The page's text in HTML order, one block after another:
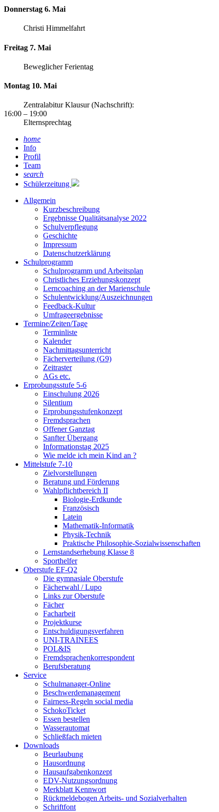
Donnerstag 6. Mai
Christi Himmelfahrt
Freitag 7. Mai
Beweglicher Ferientag
Montag 10. Mai
Zentralabitur Klausur (Nachschrift):
16:00 – 19:00
Elternsprechtag
home
Info
Profil
Team
search
Schülerzeitung
Allgemein
Kurzbeschreibung
Ergebnisse Qualitätsanalyse 2022
Schulverpflegung
Geschichte
Impressum
Datenschutzerklärung
Schulprogramm
Schulprogramm und Arbeitsplan
Christliches Erziehungskonzept
Lerncoaching an der Marienschule
Schulentwicklung/Auszeichnungen
Feedback-Kultur
Umfrageergebnisse
Termine/Zeiten/Tage
Terminliste
Kalender
Nachmittagsunterricht
Fächerverteilung (G9)
Zeitraster
AGs etc.
Erprobungsstufe 5-6
Einschulung 2026
Silentium
Erprobungsstufenkonzept
Fremdsprachen
Offener Ganztag
Sanfter Übergang
Informationstag 2025
Wie melde ich mein Kind an ?
Mittelstufe 7-10
Zielvorstellungen
Beratung und Förderung
Wahlpflichtbereich II
Biologie-Erdkunde
Französisch
Latein
Mathematik-Informatik
Physik-Technik
Praktische Philosophie-Sozialwissenschaften
Lernstandserhebung Klasse 8
Sporthelfer
Oberstufe EF-Q2
Die gymnasiale Oberstufe
Fächerwahl / Lupo
Links zur Oberstufe
Fächer
Facharbeit
Projektkurse
Entschuldigungsverfahren
UNI-TRAINEES
POL&IS
Fremdsprachenkorrespondent
Berufsberatung
Service
Schulmanager-Online
Beschwerdemanagement
Fairness-Regeln social media
SchokoTicket
Essen bestellen
Wasserautomat
Schließfach mieten
Downloads
Beurlaubung
Hausordnung
Hausaufgabenkonzept
EDV-Nutzungsordnung
Merkblatt Kennwort
Rückmeldebogen Arbeits- und Sozialverhalten
Schriftfont